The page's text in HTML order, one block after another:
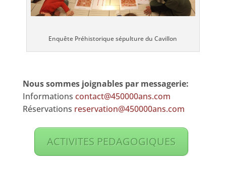
Enquête Préhistorique sépulture du Cavillon
Nous sommes joignables par messagerie:
Informations contact@450000ans.com
Réservations reservation@450000ans.com
ACTIVITES PEDAGOGIQUES